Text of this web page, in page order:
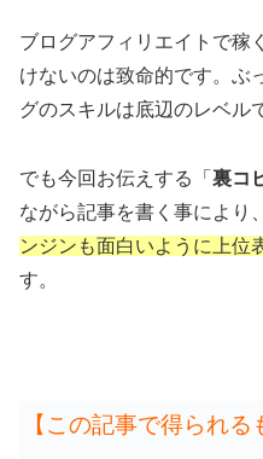
ブログアフィリエイトで稼
けないのは致命的です。ぶ
グのスキルは底辺のレベル
でも今回お伝えする「 裏コ
ながら記事を書く事により
ンジンも面白いように上位
す。
【この記事で得られる